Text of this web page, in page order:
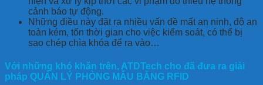
cảnh báo tự động.
Những điều này đặt ra nhiều vấn đề mất an ninh, độ an
toàn kém, tốn thời gian cho việc kiểm soát, có thể bị
sao chép chìa khóa để ra vào…
Với những khó khăn trên, ATDTech cho đã đưa ra giải
pháp QUẢN LÝ PHÒNG MẪU BẰNG RFID